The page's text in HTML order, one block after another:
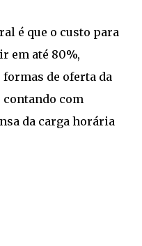
é que o custo para
em até 80%,
de oferta da
com
da carga horária